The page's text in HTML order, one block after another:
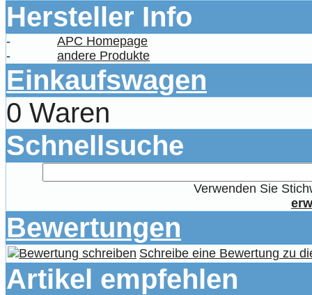
Hersteller Info
-
APC Homepage
-
andere Produkte
Einkaufswagen
0 Waren
Schnellsuche
Verwenden Sie
Bewertungen
Schreibe eine Bewertung zu
Artikel empfehlen